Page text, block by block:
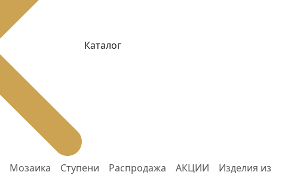
Каталог
Мозаика Ступени Распродажа АКЦИИ
Изделия из